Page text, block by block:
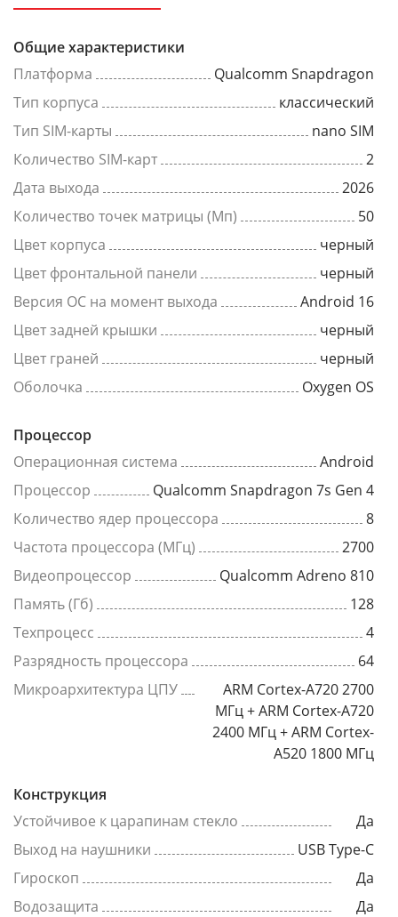
Общие характеристики
Платформа
Qualcomm Snapdragon
Тип корпуса
классический
Тип SIM-карты
nano SIM
Количество SIM-карт
2
Дата выхода
2026
Количество точек матрицы (Мп)
50
Цвет корпуса
черный
Цвет фронтальной панели
черный
Версия ОС на момент выхода
Android 16
Цвет задней крышки
черный
Цвет граней
черный
Оболочка
Oxygen OS
Процессор
Операционная система
Android
Процессор
Qualcomm Snapdragon 7s Gen 4
Количество ядер процессора
8
Частота процессора (МГц)
2700
Видеопроцессор
Qualcomm Adreno 810
Память (Гб)
128
Техпроцесс
4
Разрядность процессора
64
Микроархитектура ЦПУ
ARM Cortex-A720 2700
МГц + ARM Cortex-A720
2400 МГц + ARM Cortex-
A520 1800 МГц
Конструкция
Устойчивое к царапинам стекло
Да
Выход на наушники
USB Type-C
Гироскоп
Да
Водозащита
Да